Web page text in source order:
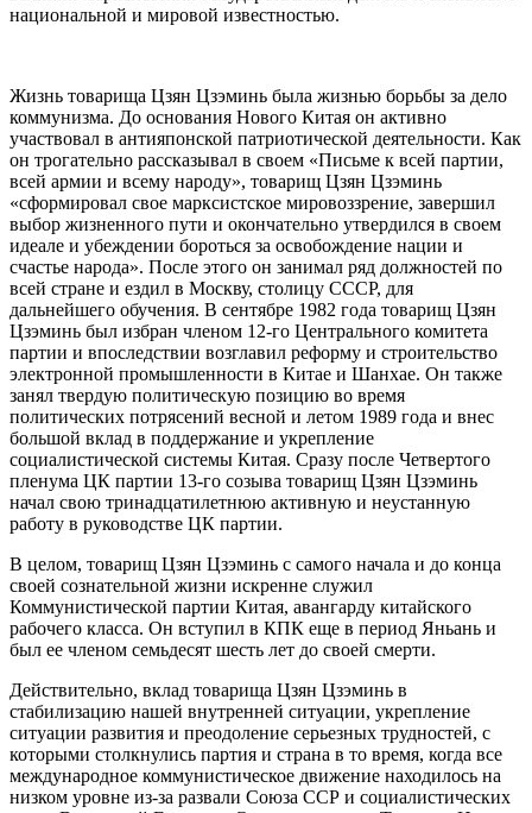
национальной и мировой известностью.
Жизнь товарища Цзян Цзэминь была жизнью борьбы за дело
коммунизма. До основания Нового Китая он активно
участвовал в антияпонской патриотической деятельности. Как
он трогательно рассказывал в своем «Письме к всей партии,
всей армии и всему народу», товарищ Цзян Цзэминь
«сформировал свое марксистское мировоззрение, завершил
выбор жизненного пути и окончательно утвердился в своем
идеале и убеждении бороться за освобождение нации и
счастье народа». После этого он занимал ряд должностей по
всей стране и ездил в Москву, столицу СССР, для
дальнейшего обучения. В сентябре 1982 года товарищ Цзян
Цзэминь был избран членом 12-го Центрального комитета
партии и впоследствии возглавил реформу и строительство
электронной промышленности в Китае и Шанхае. Он также
занял твердую политическую позицию во время
политических потрясений весной и летом 1989 года и внес
большой вклад в поддержание и укрепление
социалистической системы Китая. Сразу после Четвертого
пленума ЦК партии 13-го созыва товарищ Цзян Цзэминь
начал свою тринадцатилетнюю активную и неустанную
работу в руководстве ЦК партии.
В целом, товарищ Цзян Цзэминь с самого начала и до конца
своей сознательной жизни искренне служил
Коммунистической партии Китая, авангарду китайского
рабочего класса. Он вступил в КПК еще в период Яньань и
был ее членом семьдесят шесть лет до своей смерти.
Действительно, вклад товарища Цзян Цзэминь в
стабилизацию нашей внутренней ситуации, укрепление
ситуации развития и преодоление серьезных трудностей, с
которыми столкнулись партия и страна в то время, когда все
международное коммунистическое движение находилось на
низком уровне из-за развали Союза ССР и социалистических